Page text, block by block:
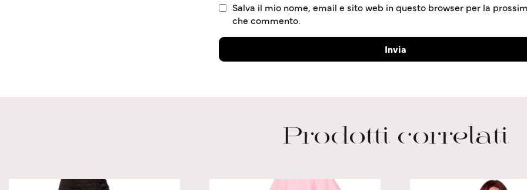
Salva il mio nome, email e sito web in questo browser per la
che commento.
Prodotti correlati